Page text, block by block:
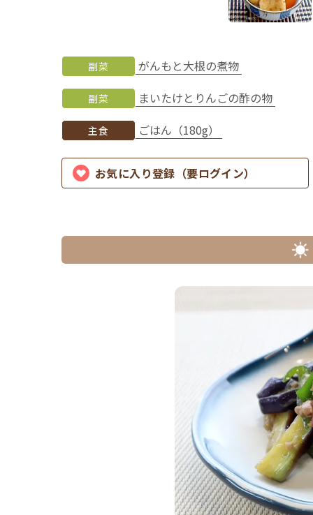
副菜 がんもと大根の煮物
副菜 まいたけとりんごの酢の物
主食 ごはん（180g）
お気に入り登録（要ログイン）